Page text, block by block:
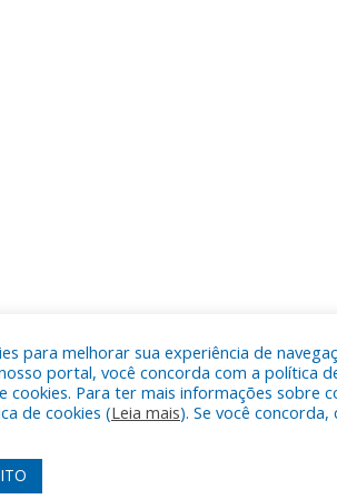
para melhorar sua experiência de
portal, você concorda com a política
cookies. Para ter mais informações sobre
de cookies (Leia mais). Se você concorda,